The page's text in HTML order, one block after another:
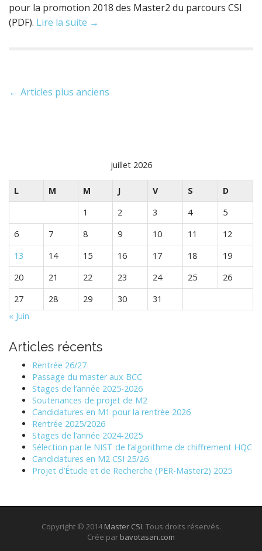
pour la promotion 2018 des Master2 du parcours CSI
(PDF). Lire la suite →
N
g
a
t
o
n
p
a
m
a
← Articles plus anciens
juillet 2026
L M M J V S
D
1
2 3 4
5
6
7 8 9 10 11
12
13
14 15 16 17 18
19
20
21 22 23 24 25
26
27
28 29 30
31
« Juin
Articles récents
Rentrée 26/27
Passage du master aux BCC
Stages de l’année 2025-2026
Soutenances de projet de M2
Candidatures en M1 pour la rentrée 2026
Rentrée 2025/2026
Stages de l’année 2024-2025
Sélection par le NIST de l’algorithme de chiffrement HQC
Candidatures en M2 CSI 25/26
Projet d’Étude et de Recherche (PER-Master2) 2025
Copyright © 2014Master CSI. Tous droits réservés.
Crée par bavotasan.com